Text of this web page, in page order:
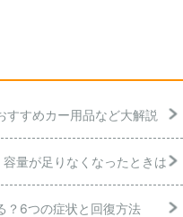
すすめカー用品など大解説
量が足りなくなったときは
？6つの症状と回復方法